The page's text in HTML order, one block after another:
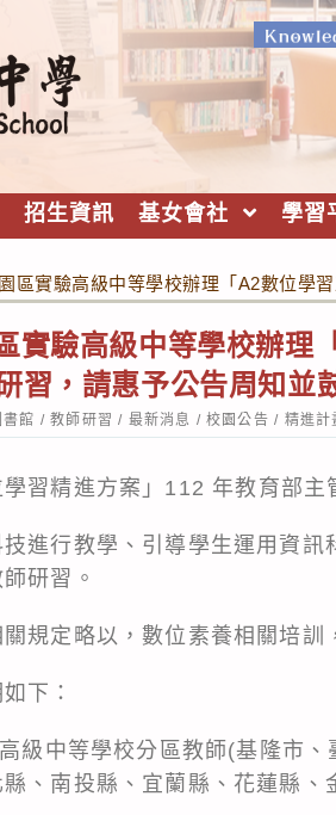
招生資訊 基女會社 學習
區實驗高級中等學校辦理「A2數位學
實驗高級中等學校辦理
習，請惠予公告周知並
書館 / 教師研習 / 最新消息 / 校園公告 / 精進計
習精進方案」112 年教育部主
進行教學、引導學生運用資
研習。
規定略以，數位素養相關培訓
下：
級中等學校分區教師(基隆市
、南投縣、宜蘭縣、花蓮縣、